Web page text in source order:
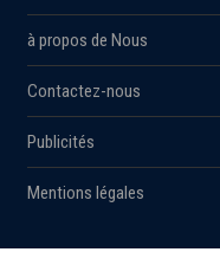
à propos de Nous
Contactez-nous
Publicités
Mentions légales